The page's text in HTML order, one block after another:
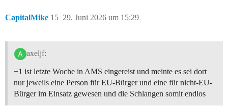
CapitalMike 29. Juni 2026 um 15:29
15
axeljf:
+1 ist letzte Woche in AMS eingereist und meinte es sei dort
nur jeweils eine Person für EU-Bürger und eine für nicht-EU-
Bürger im Einsatz gewesen und die Schlangen somit endlos